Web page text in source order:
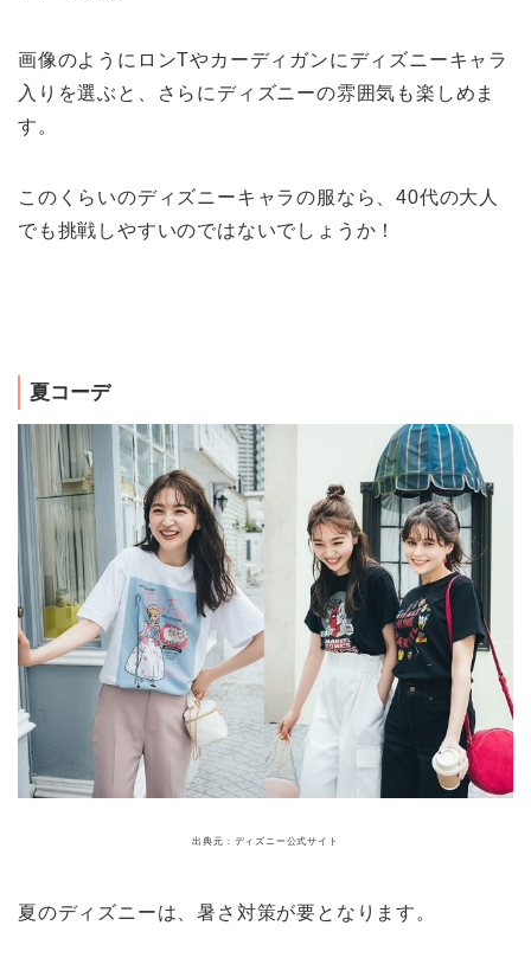
画像のようにロンTやカーディガンに ディズニーキャラ
入りを選ぶと、さらにディズニーの雰囲気も楽しめま
す。
このくらいのディズニーキャラの服なら、40代の大人
でも挑戦しやすいのではないでしょうか！
夏コーデ
出典元：ディズニー公式サイト
夏のディズニーは、暑さ対策が要となります。